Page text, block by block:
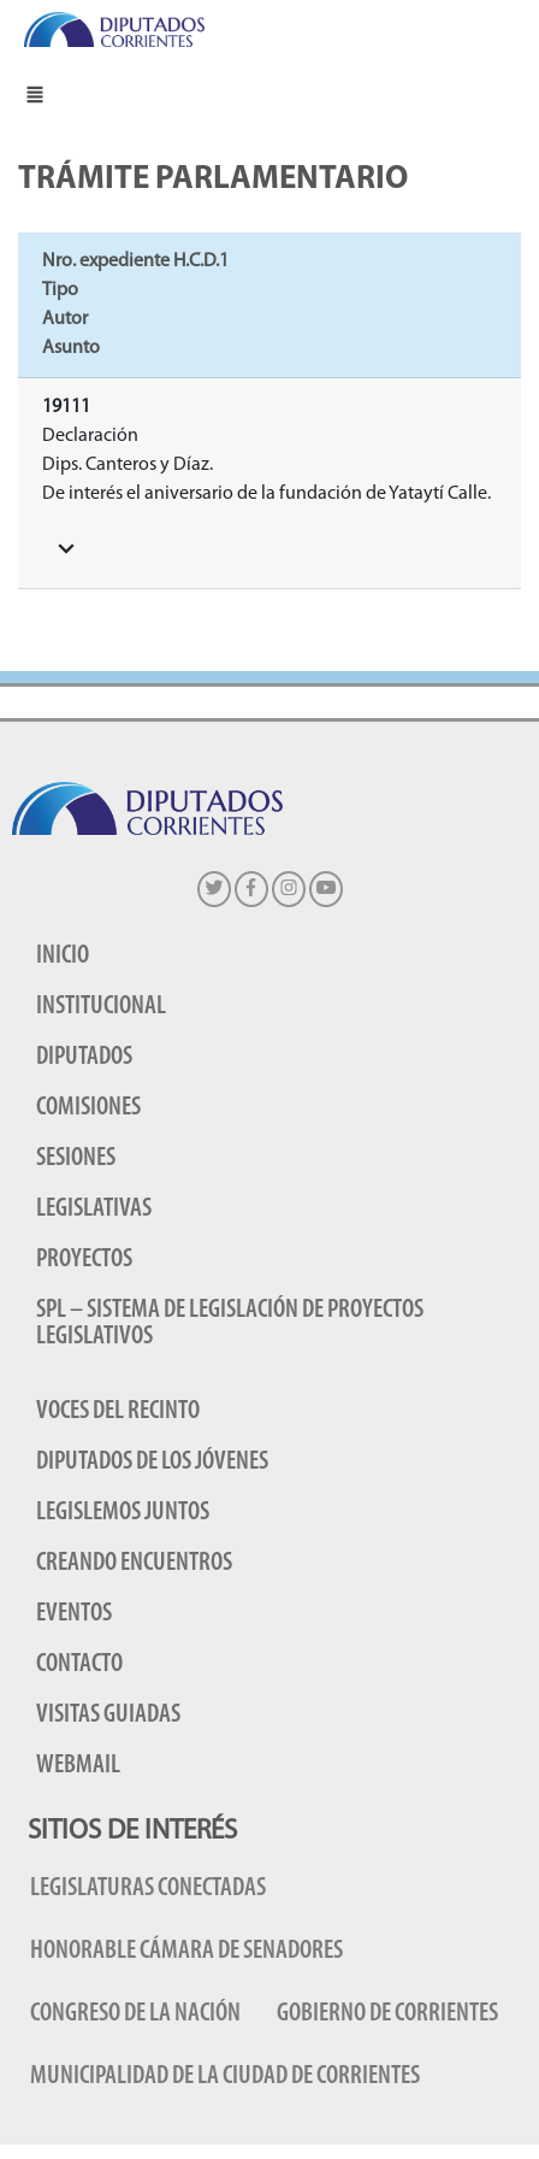
TRÁMITE PARLAMENTARIO
Nro. expediente H.C.D.1
Tipo
Autor
Asunto
19111
Declaración
Dips. Canteros y Díaz.
De interés el aniversario de la fundación de Yataytí Calle.
INICIO
INSTITUCIONAL
DIPUTADOS
COMISIONES
SESIONES
LEGISLATIVAS
PROYECTOS
SPL – SISTEMA DE LEGISLACIÓN DE PROYECTOS
LEGISLATIVOS
VOCES DEL RECINTO
DIPUTADOS DE LOS JÓVENES
LEGISLEMOS JUNTOS
CREANDO ENCUENTROS
EVENTOS
CONTACTO
VISITAS GUIADAS
WEBMAIL
SITIOS DE INTERÉS
LEGISLATURAS CONECTADAS
HONORABLE CÁMARA DE SENADORES
CONGRESO DE LA NACIÓN GOBIERNO DE CORRIENTES
MUNICIPALIDAD DE LA CIUDAD DE CORRIENTES